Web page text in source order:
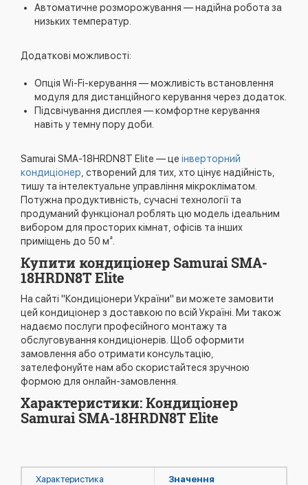
Автоматичне розморожування — надійна робота за
низьких температур.
Додаткові можливості:
Опція Wi-Fi-керування — можливість встановлення
модуля для дистанційного керування через додаток.
Підсвічування дисплея — комфортне керування
навіть у темну пору доби.
Samurai SMA-18HRDN8T Elite — це інверторний
кондиціонер , створений для тих, хто цінує надійність,
тишу та інтелектуальне управління мікрокліматом.
Потужна продуктивність, сучасні технології та
продуманий функціонал роблять цю модель ідеальним
вибором для просторих кімнат, офісів та інших
приміщень до 50 м².
Купити кондиціонер Samurai SMA-
18HRDN8T Elite
На сайті "Кондиціонери України" ви можете замовити
цей кондиціонер з доставкою по всій Україні. Ми також
надаємо послуги професійного монтажу та
обслуговування кондиціонерів. Щоб оформити
замовлення або отримати консультацію,
зателефонуйте нам або скористайтеся зручною
формою для онлайн-замовлення.
Характеристики: Кондиціонер
Samurai SMA-18HRDN8T Elite
Характеристика Значення